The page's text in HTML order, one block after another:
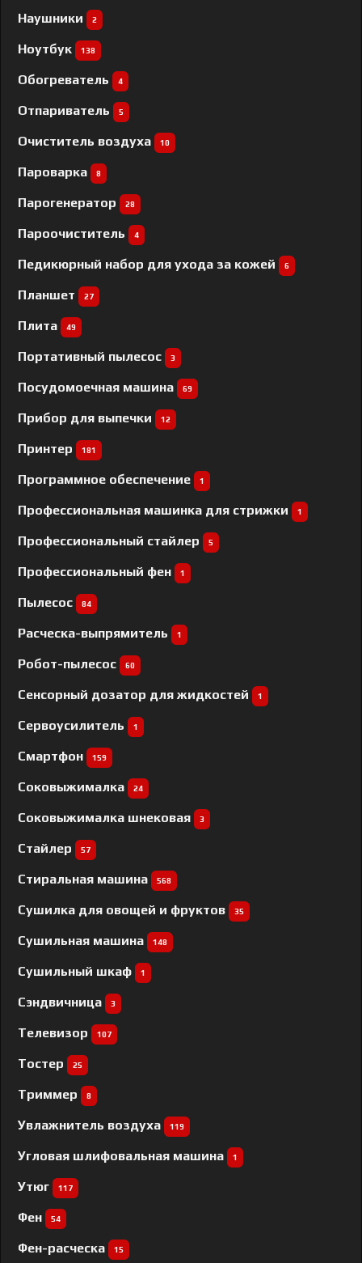
Наушники 2
Ноутбук 138
Обогреватель 4
Отпариватель 5
Очиститель воздуха 10
Пароварка 8
Парогенератор 28
Пароочиститель 4
Педикюрный набор для ухода за кожей 6
Планшет 27
Плита 49
Портативный пылесос 3
Посудомоечная машина 69
Прибор для выпечки 12
Принтер 181
Программное обеспечение 1
Профессиональная машинка для стрижки 1
Профессиональный cтайлер 5
Профессиональный фен 1
Пылесос 84
Расческа-выпрямитель 1
Робот-пылесос 60
Сенсорный дозатор для жидкостей 1
Сервоусилитель 1
Смартфон 159
Соковыжималка 24
Соковыжималка шнековая 3
Стайлер 57
Стиральная машина 568
Сушилка для овощей и фруктов 35
Сушильная машина 148
Сушильный шкаф 1
Сэндвичница 3
Телевизор 107
Тостер 25
Триммер 8
Увлажнитель воздуха 119
Угловая шлифовальная машина 1
Утюг 117
Фен 54
Фен-расческа 15